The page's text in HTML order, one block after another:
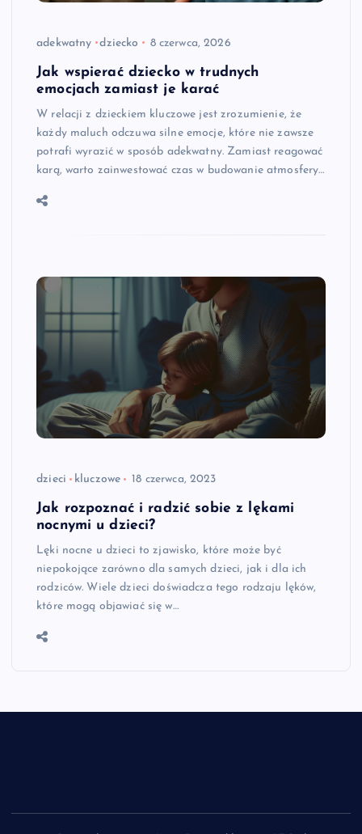
adekwatny dziecko 8 czerwca, 2026
Jak wspierać dziecko w trudnych
emocjach zamiast je karać
W relacji z dzieckiem kluczowe jest zrozumienie, że
każdy maluch odczuwa silne emocje, które nie zawsze
potrafi wyrazić w sposób adekwatny. Zamiast reagować
karą, warto zainwestować czas w budowanie atmosfery…
dzieci kluczowe 18 czerwca, 2023
Jak rozpoznać i radzić sobie z lękami
nocnymi u dzieci?
Lęki nocne u dzieci to zjawisko, które może być
niepokojące zarówno dla samych dzieci, jak i dla ich
rodziców. Wiele dzieci doświadcza tego rodzaju lęków,
które mogą objawiać się w…